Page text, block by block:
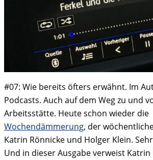
#07: Wie bereits öfters erwähnt. Im
Podcasts. Auch auf dem Weg zu und
Arbeitsstätte. Heute schon wieder die
Wochendämmerung, der
Katrin Rönnicke und Holger Klein.
Und in dieser Ausgabe verweist Katrin